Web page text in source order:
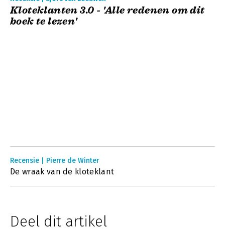
Kloteklanten 3.0 - 'Alle redenen om dit
boek te lezen'
Recensie | Pierre de Winter
De wraak van de kloteklant
Deel dit artikel